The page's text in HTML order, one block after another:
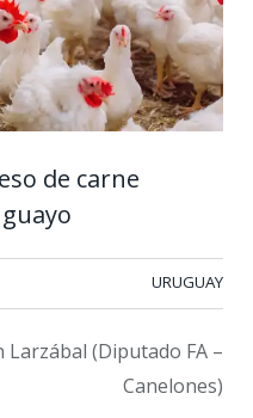
de carne
URUGUAY
(Diputado FA –
Canelones)